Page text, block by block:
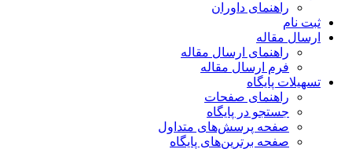
راهنمای داوران
ثبت نام
ارسال مقاله
راهنمای ارسال مقاله
فرم ارسال مقاله
تسهیلات پایگاه
راهنمای صفحات
جستجو در پایگاه
صفحه پرسش‌های متداول
صفحه برترین‌های پایگاه